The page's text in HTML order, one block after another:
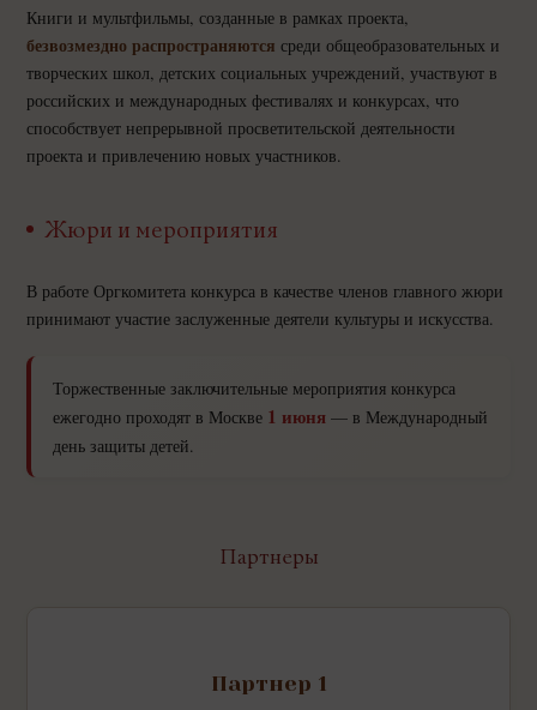
Книги и мультфильмы, созданные в рамках проекта,
безвозмездно распространяются среди общеобразовательных и
творческих школ, детских социальных учреждений, участвуют в
российских и международных фестивалях и конкурсах, что
способствует непрерывной просветительской деятельности
проекта и привлечению новых участников.
Жюри и мероприятия
В работе Оргкомитета конкурса в качестве членов главного жюри
принимают участие заслуженные деятели культуры и искусства.
Торжественные заключительные мероприятия конкурса
ежегодно проходят в Москве 1 июня — в Международный
день защиты детей.
Партнеры
Партнер 1